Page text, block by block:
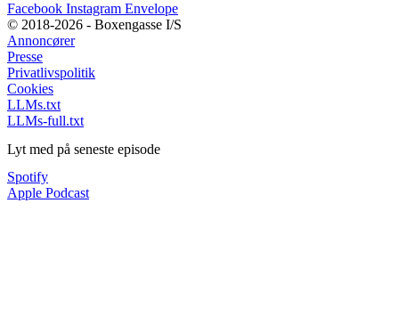
Facebook Instagram Envelope
© 2018-2026 - Boxengasse I/S
Annoncører
Presse
Privatlivspolitik
Cookies
LLMs.txt
LLMs-full.txt
Lyt med på seneste episode
Spotify
Apple Podcast